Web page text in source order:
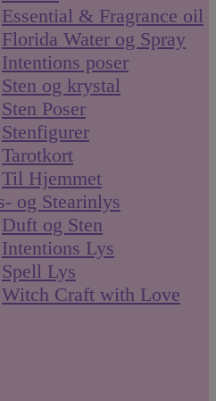
Essential & Fragrance oil
Florida Water og Spray
Intentions poser
Sten og krystal
Sten Poser
Stenfigurer
Tarotkort
Til Hjemmet
og Stearinlys
Duft og Sten
Intentions Lys
Spell Lys
Witch Craft with Love